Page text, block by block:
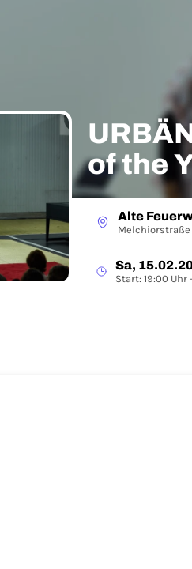
of the
Alte
Melchiorstraße
Sa,
Start: 19:00 Uhr